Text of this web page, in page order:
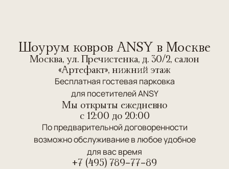
Шоурум ковров ANSY в Москве
Москва, ул. Пречистенка, д. 30/2, салон
«Артефакт», нижний этаж
Бесплатная гостевая парковка
для посетителей ANSY
Мы открыты ежедневно
c 12:00 до 20:00
По предварительной договоренности
возможно обслуживание в любое удобное
для вас время
+7 (495) 789-77-89